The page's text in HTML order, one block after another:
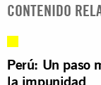
CONTENIDO
Perú: Un paso
la impunidad